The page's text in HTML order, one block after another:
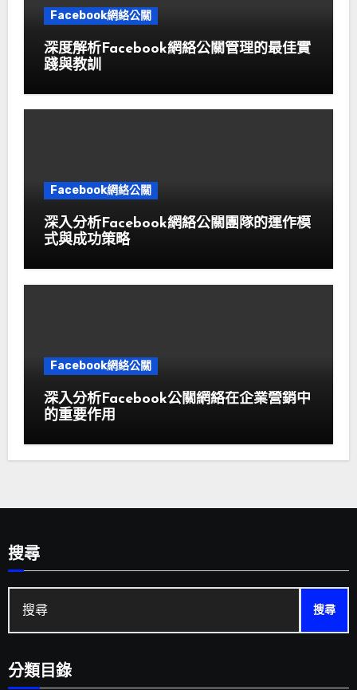
Facebook網絡公關
深度解析Facebook網絡公關管理的最佳實
踐與教訓
Facebook網絡公關
深入分析Facebook網絡公關團隊的運作模
式與成功策略
Facebook網絡公關
深入分析Facebook公關網絡在企業營銷中
的重要作用
搜尋
分類目錄